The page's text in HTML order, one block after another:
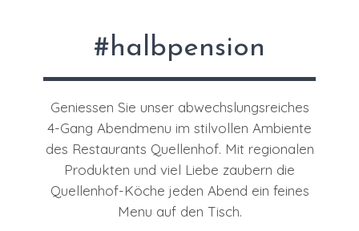
#halbpension
Geniessen Sie unser abwechslungsreiches
4-Gang Abendmenu im stilvollen Ambiente
des Restaurants Quellenhof. Mit regionalen
Produkten und viel Liebe zaubern die
Quellenhof-Köche jeden Abend ein feines
Menu auf den Tisch.